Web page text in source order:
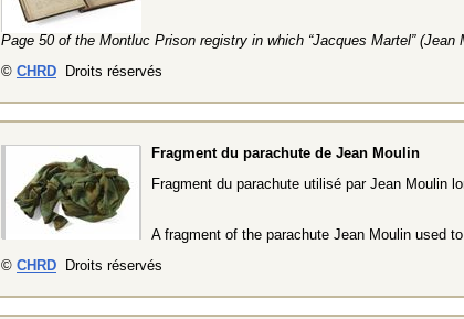
Page 50 of the Montluc Prison registry in which “Jacques Martel” (Jean
© CHRD Droits réservés
Fragment du parachute de Jean Moulin
Fragment du parachute utilisé par Jean Moulin
A fragment of the parachute Jean Moulin used
© CHRD Droits réservés